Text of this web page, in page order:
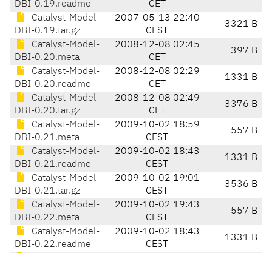
DBI-0.19.readme
CET
Catalyst-Model-
DBI-0.19.tar.gz
2007-05-13 22:40
CEST
3321 B
Catalyst-Model-
DBI-0.20.meta
2008-12-08 02:45
CET
397 B
Catalyst-Model-
DBI-0.20.readme
2008-12-08 02:29
CET
1331 B
Catalyst-Model-
DBI-0.20.tar.gz
2008-12-08 02:49
CET
3376 B
Catalyst-Model-
DBI-0.21.meta
2009-10-02 18:59
CEST
557 B
Catalyst-Model-
DBI-0.21.readme
2009-10-02 18:43
CEST
1331 B
Catalyst-Model-
DBI-0.21.tar.gz
2009-10-02 19:01
CEST
3536 B
Catalyst-Model-
DBI-0.22.meta
2009-10-02 19:43
CEST
557 B
Catalyst-Model-
DBI-0.22.readme
2009-10-02 18:43
CEST
1331 B